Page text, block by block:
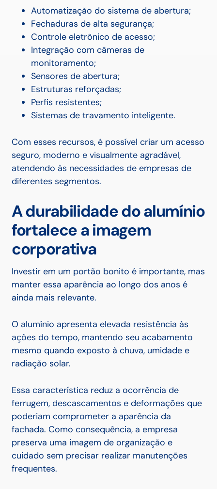
Automatização do sistema de abertura;
Fechaduras de alta segurança;
Controle eletrônico de acesso;
Integração com câmeras de
monitoramento;
Sensores de abertura;
Estruturas reforçadas;
Perfis resistentes;
Sistemas de travamento inteligente.
Com esses recursos, é possível criar um acesso
seguro, moderno e visualmente agradável,
atendendo às necessidades de empresas de
diferentes segmentos.
A durabilidade do alumínio
fortalece a imagem
corporativa
Investir em um portão bonito é importante, mas
manter essa aparência ao longo dos anos é
ainda mais relevante.
O alumínio apresenta elevada resistência às
ações do tempo, mantendo seu acabamento
mesmo quando exposto à chuva, umidade e
radiação solar.
Essa característica reduz a ocorrência de
ferrugem, descascamentos e deformações que
poderiam comprometer a aparência da
fachada. Como consequência, a empresa
preserva uma imagem de organização e
cuidado sem precisar realizar manutenções
frequentes.